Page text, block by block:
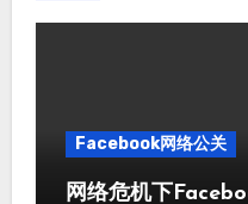
Facebook网络公关
网络危机下